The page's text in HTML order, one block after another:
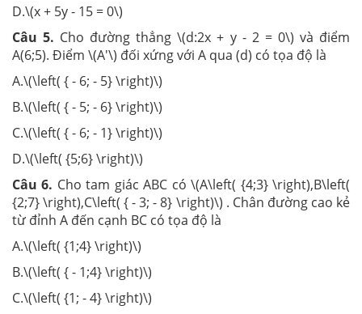
D.\(x + 5y - 15 = 0\)
Câu 5. Cho đường thẳng \(d:2x + y - 2 = 0\) và điểm
A(6;5). Điểm \(A'\) đối xứng với A qua (d) có tọa độ là
A.\(\left( { - 6; - 5} \right)\)
B.\(\left( { - 5; - 6} \right)\)
C.\(\left( { - 6; - 1} \right)\)
D.\(\left( {5;6} \right)\)
Câu 6. Cho tam giác ABC có \(A\left( {4;3} \right),B\left(
{2;7} \right),C\left( { - 3; - 8} \right)\) . Chân đường cao kẻ
từ đỉnh A đến cạnh BC có tọa độ là
A.\(\left( {1;4} \right)\)
B.\(\left( { - 1;4} \right)\)
C.\(\left( {1; - 4} \right)\)